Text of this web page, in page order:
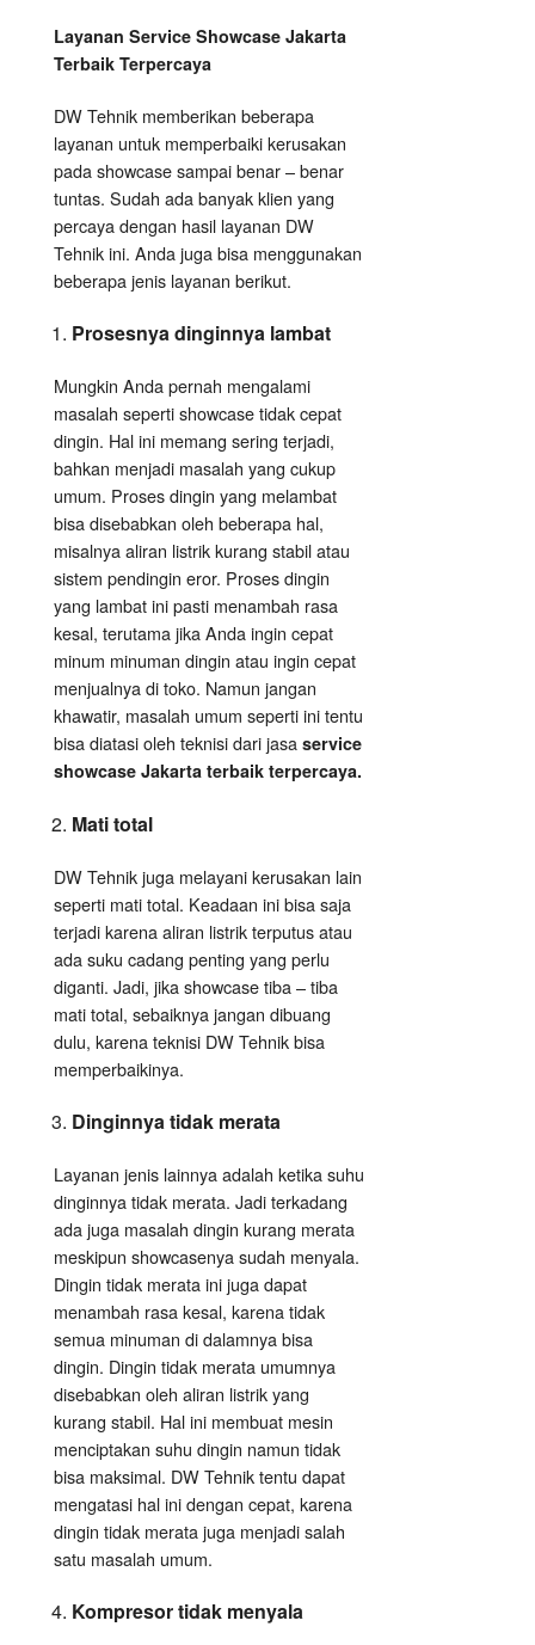
Layanan Service Showcase Jakarta
Terbaik Terpercaya
DW Tehnik memberikan beberapa
layanan untuk memperbaiki kerusakan
pada showcase sampai benar – benar
tuntas. Sudah ada banyak klien yang
percaya dengan hasil layanan DW
Tehnik ini. Anda juga bisa menggunakan
beberapa jenis layanan berikut.
Prosesnya dinginnya lambat
Mungkin Anda pernah mengalami
masalah seperti showcase tidak cepat
dingin. Hal ini memang sering terjadi,
bahkan menjadi masalah yang cukup
umum. Proses dingin yang melambat
bisa disebabkan oleh beberapa hal,
misalnya aliran listrik kurang stabil atau
sistem pendingin eror. Proses dingin
yang lambat ini pasti menambah rasa
kesal, terutama jika Anda ingin cepat
minum minuman dingin atau ingin cepat
menjualnya di toko. Namun jangan
khawatir, masalah umum seperti ini tentu
bisa diatasi oleh teknisi dari jasa service
showcase Jakarta terbaik terpercaya.
Mati total
DW Tehnik juga melayani kerusakan lain
seperti mati total. Keadaan ini bisa saja
terjadi karena aliran listrik terputus atau
ada suku cadang penting yang perlu
diganti. Jadi, jika showcase tiba – tiba
mati total, sebaiknya jangan dibuang
dulu, karena teknisi DW Tehnik bisa
memperbaikinya.
Dinginnya tidak merata
Layanan jenis lainnya adalah ketika suhu
dinginnya tidak merata. Jadi terkadang
ada juga masalah dingin kurang merata
meskipun showcasenya sudah menyala.
Dingin tidak merata ini juga dapat
menambah rasa kesal, karena tidak
semua minuman di dalamnya bisa
dingin. Dingin tidak merata umumnya
disebabkan oleh aliran listrik yang
kurang stabil. Hal ini membuat mesin
menciptakan suhu dingin namun tidak
bisa maksimal. DW Tehnik tentu dapat
mengatasi hal ini dengan cepat, karena
dingin tidak merata juga menjadi salah
satu masalah umum.
Kompresor tidak menyala